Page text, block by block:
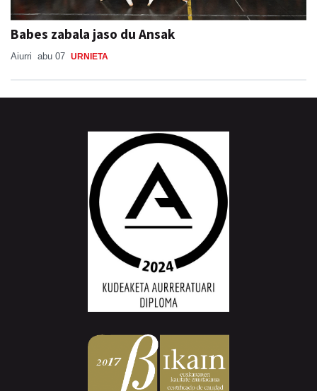
Babes zabala jaso du Ansak
Aiurri abu 07 URNIETA